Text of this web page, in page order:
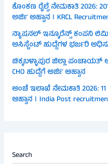
ಕೊಂಕಣ ರೈಲ್ವೆ ನೇಮಕಾತಿ 2026:
ಅರ್ಜಿ ಅಹ್ವಾನ । KRCL
ನ್ಯಾಷನಲ್ ಇನ್ಶೂರೆನ್ಸ್ ಕಂಪನಿ
ಅಸಿಸ್ಟೆಂಟ್ ಹುದ್ದೆಗಳ ಭರ್ಜರಿ
ಚಿಕ್ಕಬಳ್ಳಾಪುರ ಜಿಲ್ಲಾ
CHO ಹುದ್ದೆಗೆ ಅರ್ಜಿ ಆಹ್ವಾನ
ಅಂಚೆ ಇಲಾಖೆ ನೇಮಕಾತಿ 2026:
ಆಹ್ವಾನ । India Post
Search